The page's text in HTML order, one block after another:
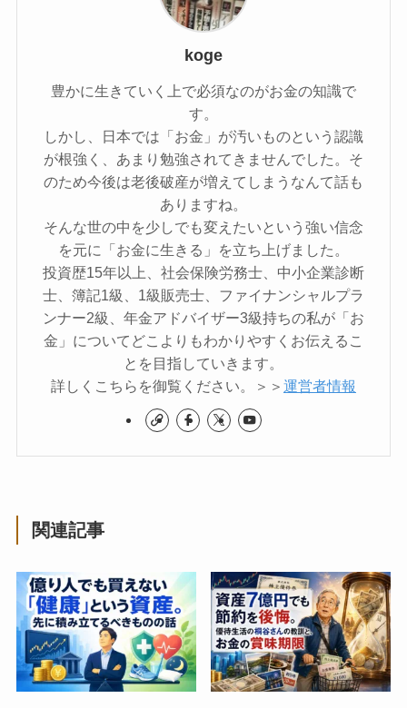
koge
豊かに生きていく上で必須なのがお金の知識で
す。
しかし、日本では「お金」が汚いものという認識
が根強く、あまり勉強されてきませんでした。そ
のため今後は老後破産が増えてしまうなんて話も
ありますね。
そんな世の中を少しでも変えたいという強い信念
を元に「お金に生きる」を立ち上げました。
投資歴15年以上、社会保険労務士、中小企業診断
士、簿記1級、1級販売士、ファイナンシャルプラ
ンナー2級、年金アドバイザー3級持ちの私が「お
金」についてどこよりもわかりやすくお伝えるこ
とを目指していきます。
詳しくこちらを御覧ください。＞＞ 運営者情報
関連記事